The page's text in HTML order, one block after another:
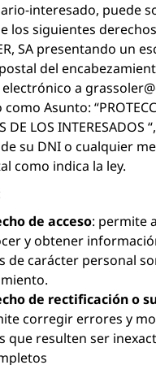
interesado, puede
los siguientes
SA presentando un
del
a
Asunto:
DE LOS
su DNI o cualquier
como indica la ley.
de acceso: permite
y obtener
de carácter personal
de rectificación o
corregir errores y
que resulten ser